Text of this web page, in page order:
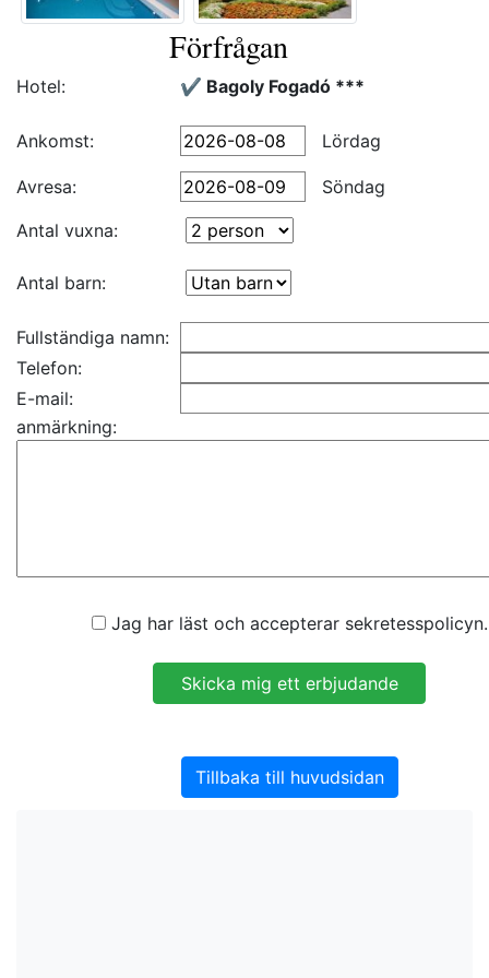
Förfrågan
Hotel: ✔️ Bagoly Fogadó ***
Ankomst: Lördag
Avresa:
Söndag
Antal vuxna:
Antal barn:
Fullständiga namn:
Telefon:
E-mail:
anmärkning:
Jag har läst och accepterar sekretesspolicyn.
Tillbaka till huvudsidan